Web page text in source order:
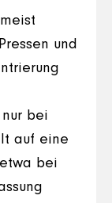
und
bei
auf eine
bei